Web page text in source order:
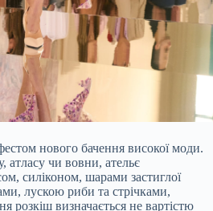
нового бачення високої моди.
атласу чи вовни, ательє
силіконом, шарами застиглої
лускою риби та стрічками,
розкіш визначається не вартістю